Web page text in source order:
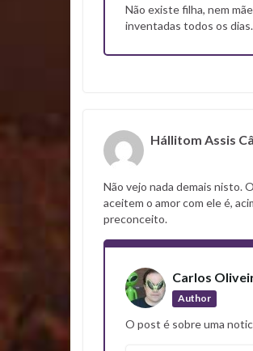
Não existe filha, nem
inventadas todos os
Hállitom Assis
Não vejo nada demais nisto.
aceitem o amor com ele é,
preconceito.
Carlos
Author
O post é sobre uma